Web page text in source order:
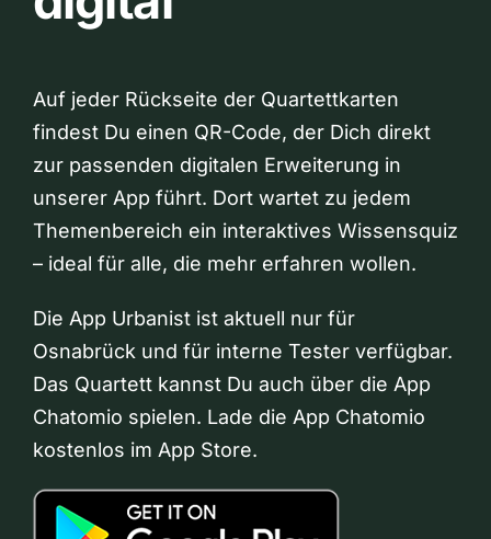
Auf jeder Rückseite der Quartettkarten
findest Du einen QR-Code, der Dich direkt
zur passenden digitalen Erweiterung in
unserer App führt. Dort wartet zu jedem
Themenbereich ein interaktives Wissensquiz
– ideal für alle, die mehr erfahren wollen.
Die App Urbanist ist aktuell nur für
Osnabrück und für interne Tester verfügbar.
Das Quartett kannst Du auch über die App
Chatomio spielen. Lade die App Chatomio
kostenlos im App Store.